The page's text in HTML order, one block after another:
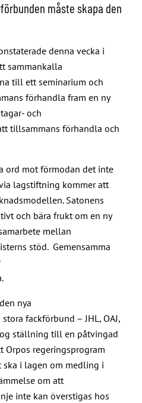
måste skapa den
denna vecka i
sammankalla
till ett seminarium och
förhandla fram en ny
och
tillsammans förhandla och
ord mot förmodan det inte
lagstiftning kommer att
Satonens
och bära frukt om en ny
mellan
stöd. Gemensamma
nya
fackförbund – JHL, OAJ,
ställning till en påtvingad
Orpos regeringsprogram
ska i lagen om medling i
om att
inte kan överstigas hos